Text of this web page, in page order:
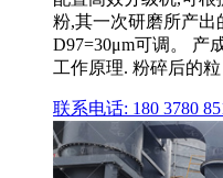
粉,其一次研磨所产出
D97=30μm可调。 产
工作原理. 粉碎后的粒
联系电话: 180 3780